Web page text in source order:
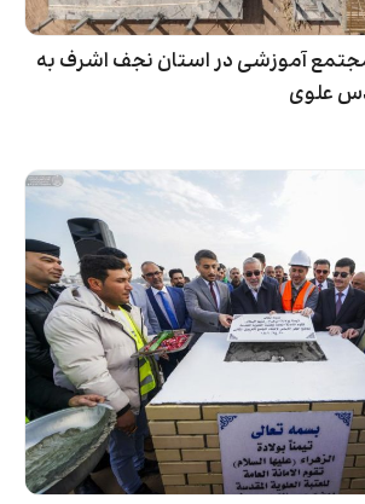
آموزشی در استان نجف اشرف به
علوی